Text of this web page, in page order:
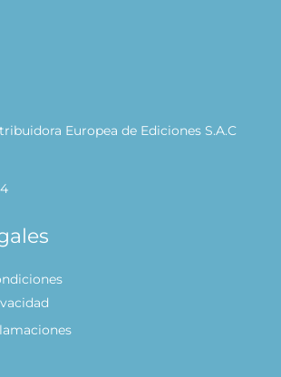
Europea de Ediciones S.A.C